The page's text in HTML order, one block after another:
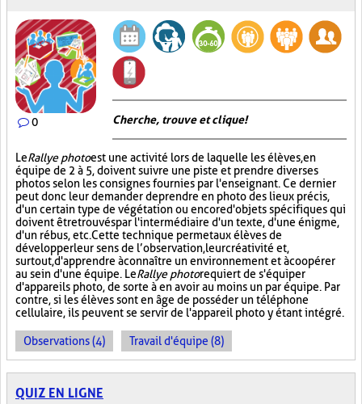
0 Cherche, trouve et clique !
LeRallye photoest une activité lors de laquelle les élèves, en
équipe de 2 à 5, doivent suivre une piste et prendre diverses
photos selon les consignes fournies par l'enseignant. Ce dernier
peut donc leur demander de prendre en photo des lieux précis,
d'un certain type de végétation ou encore d'objets spécifiques qui
doivent être trouvés par l'intermédiaire d'un texte, d'une énigme,
d'un rébus, etc. Cette technique permet aux élèves de
développer leur sens de l’observation, leur créativité et,
surtout, d'apprendre à connaître un environnement et à coopérer
au sein d'une équipe. LeRallye photorequiert de s'équiper
d'appareils photo, de sorte à en avoir au moins un par équipe. Par
contre, si les élèves sont en âge de posséder un téléphone
cellulaire, ils peuvent se servir de l'appareil photo y étant intégré.
Observations (4) Travail d'équipe (8)
QUIZ EN LIGNE